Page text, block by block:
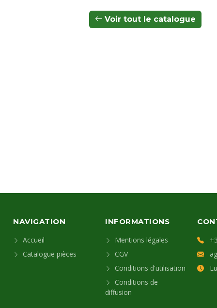
Voir tout le catalogue
NAVIGATION
Accueil
Catalogue pièces
INFORMATIONS
Mentions légales
CGV
Conditions d'utilisation
Conditions de
diffusion